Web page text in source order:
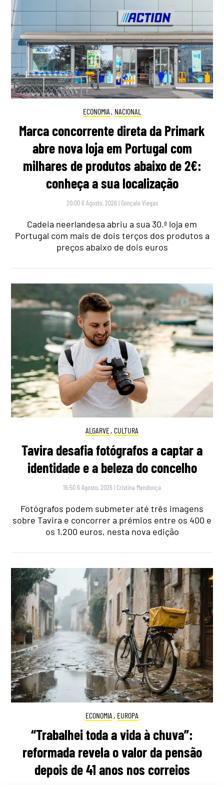
ECONOMIA , NACIONAL
Marca concorrente direta da Primark
abre nova loja em Portugal com
milhares de produtos abaixo de 2€:
conheça a sua localização
20:00 6 Agosto, 2026 | Gonçalo Viegas
Cadeia neerlandesa abriu a sua 30.ª loja em
Portugal com mais de dois terços dos produtos a
preços abaixo de dois euros
ALGARVE, CULTURA
Tavira desafia fotógrafos a captar a
identidade e a beleza do concelho
16:50 6 Agosto, 2026 | Cristina Mendonça
Fotógrafos podem submeter até três imagens
sobre Tavira e concorrer a prémios entre os 400 e
os 1.200 euros, nesta nova edição
ECONOMIA , EUROPA
“Trabalhei toda a vida à chuva”:
reformada revela o valor da pensão
depois de 41 anos nos correios